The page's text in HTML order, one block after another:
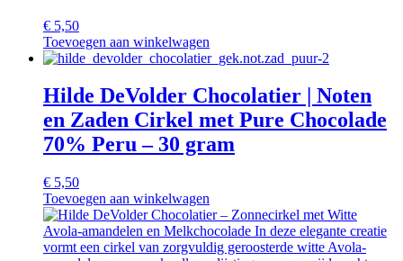
€ 5,50
Toevoegen aan winkelwagen
Hilde DeVolder Chocolatier | Noten
en Zaden Cirkel met Pure Chocolade
70% Peru – 30 gram
€ 5,50
Toevoegen aan winkelwagen